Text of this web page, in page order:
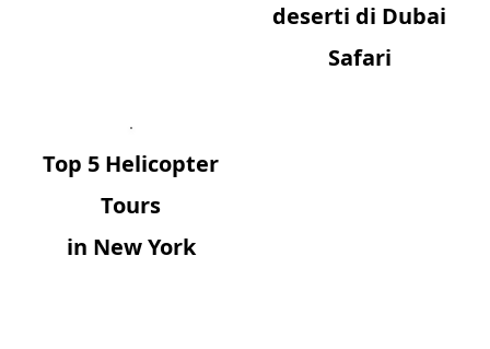
deserti di Dubai
Safari
Top 5 Helicopter
Tours
in New York